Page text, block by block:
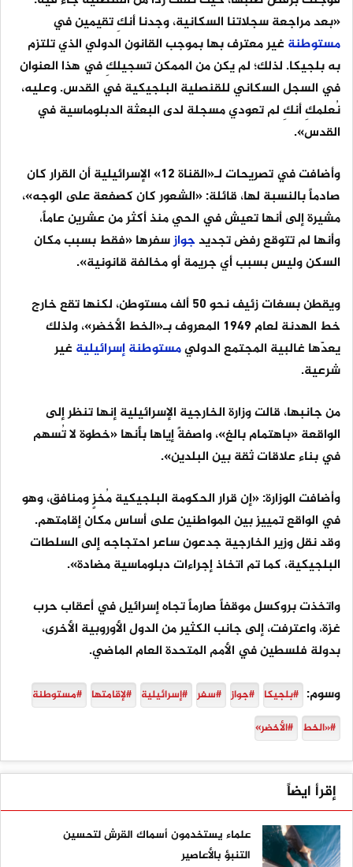
«بعد مراجعة سجلاتنا السكانية، وجدنا أنكِ تقيمين في
مستوطنة غير معترف بها بموجب القانون الدولي الذي تلتزم
به بلجيكا. لذلك؛ لم يكن من الممكن تسجيلكِ في هذا العنوان
في السجل السكاني للقنصلية البلجيكية في القدس. وعليه،
نُعلمكِ أنكِ لم تعودي مسجلة لدى البعثة الدبلوماسية في
القدس».
وأضافت في تصريحات لـ«القناة 12» الإسرائيلية أن القرار كان
صادماً بالنسبة لها، قائلة: «الشعور كان كصفعة على الوجه»،
مشيرة إلى أنها تعيش في الحي منذ أكثر من عشرين عاماً،
وأنها لم تتوقع رفض تجديدجوازسفرها «فقط بسبب مكان
السكن وليس بسبب أي جريمة أو مخالفة قانونية».
ويقطن بسغات زئيف نحو 50 ألف مستوطن، لكنها تقع خارج
خط الهدنة لعام 1949 المعروف بـ«الخط الأخضر»، ولذلك
يعدّها غالبية المجتمع الدوليمستوطنةإسرائيلية غير
شرعية.
من جانبها، قالت وزارة الخارجية الإسرائيلية إنها تنظر إلى
الواقعة «باهتمام بالغ»، واصفةً إياها بأنها «خطوة لا تُسهم
في بناء علاقات ثقة بين البلدين».
وأضافت الوزارة: «إن قرار الحكومة البلجيكية مُخزٍ ومنافق، وهو
في الواقع تمييز بين المواطنين على أساس مكان إقامتهم.
وقد نقل وزير الخارجية جدعون ساعر احتجاجه إلى السلطات
البلجيكية، كما تم اتخاذ إجراءات دبلوماسية مضادة».
واتخذت بروكسل موقفاً صارماً تجاه إسرائيل في أعقاب حرب
غزة، واعترفت، إلى جانب الكثير من الدول الأوروبية الأخرى،
بدولة فلسطين في الأمم المتحدة العام الماضي.
وسوم: #بلجيكا #جواز #سفر #إسرائيلية #لإقامتها #مستوطنة
#«الخط #الأخضر»
إقرأ ايضاً
علماء يستخدمون أسماك القرش لتحسين
التنبؤ بالأعاصير